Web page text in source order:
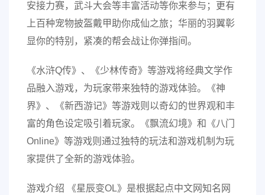
安接力赛，武斗大会等丰富活动等你来参与；更有
上百种宠物披盔戴甲助你成仙之旅；华丽的羽翼彰
显你的特别，紧凑的帮会战让你弹指间。
《水浒Q传》、《少林传奇》等游戏将经典文学作
品融入游戏，为玩家带来独特的游戏体验。《神
界》、《新西游记》等游戏则以奇幻的世界观和丰
富的角色设定吸引着玩家。《飘流幻境》和《八门
Online》等游戏则通过独特的玩法和游戏机制为玩
家提供了全新的游戏体验。
游戏介绍 《星辰变OL》是根据起点中文网知名网